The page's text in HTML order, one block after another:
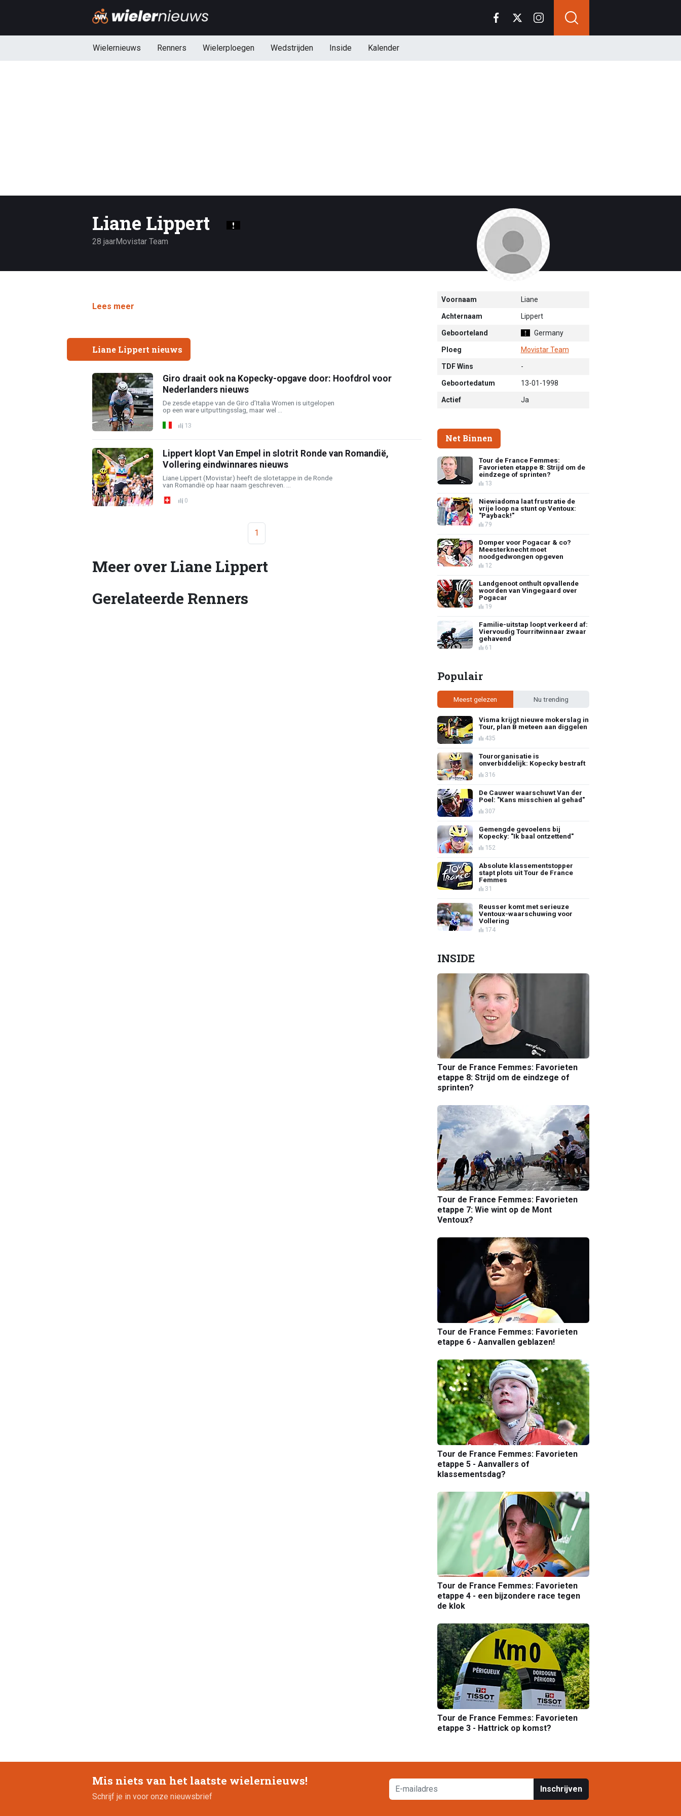
Wielernieuws Renners Wielerploegen Wedstrijden Inside Kalender
Liane Lippert
28 jaarMovistar Team
Lees meer
Liane Lippert nieuws
Giro draait ook na Kopecky-opgave door: Hoofdrol voor
Nederlanders nieuws
De zesde etappe van de Giro d’Italia Women is uitgelopen
op een ware uitputtingsslag, maar wel ...
13
Lippert klopt Van Empel in slotrit Ronde van Romandië,
Vollering eindwinnares nieuws
Liane Lippert (Movistar) heeft de slotetappe in de Ronde
van Romandië op haar naam geschreven. ...
0
1
Meer over Liane Lippert
Gerelateerde Renners
Voornaam Liane
Achternaam Lippert
Geboorteland Germany
Ploeg Movistar Team
TDF Wins -
Geboortedatum 13-01-1998
Actief Ja
Net Binnen
Tour de France Femmes:
Favorieten etappe 8: Strijd om de
eindzege of sprinten?
13
Niewiadoma laat frustratie de
vrije loop na stunt op Ventoux:
"Payback!"
79
Domper voor Pogacar & co?
Meesterknecht moet
noodgedwongen opgeven
12
Landgenoot onthult opvallende
woorden van Vingegaard over
Pogacar
19
Familie-uitstap loopt verkeerd af:
Viervoudig Tourritwinnaar zwaar
gehavend
61
Populair
Meest gelezen Nu trending
Visma krijgt nieuwe mokerslag in
Tour, plan B meteen aan diggelen
435
Tourorganisatie is
onverbiddelijk: Kopecky bestraft
316
De Cauwer waarschuwt Van der
Poel: "Kans misschien al gehad"
307
Gemengde gevoelens bij
Kopecky: "Ik baal ontzettend"
152
Absolute klassementstopper
stapt plots uit Tour de France
Femmes
31
Reusser komt met serieuze
Ventoux-waarschuwing voor
Vollering
174
INSIDE
Tour de France Femmes: Favorieten
etappe 8: Strijd om de eindzege of
sprinten?
Tour de France Femmes: Favorieten
etappe 7: Wie wint op de Mont
Ventoux?
Tour de France Femmes: Favorieten
etappe 6 - Aanvallen geblazen!
Tour de France Femmes: Favorieten
etappe 5 - Aanvallers of
klassementsdag?
Tour de France Femmes: Favorieten
etappe 4 - een bijzondere race tegen
de klok
Tour de France Femmes: Favorieten
etappe 3 - Hattrick op komst?
Mis niets van het laatste wielernieuws!
Schrijf je in voor onze nieuwsbrief
Inschrijven